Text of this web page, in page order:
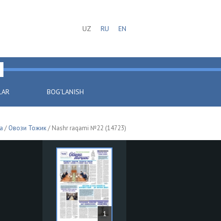
UZ RU EN
BOG'LANISH
/ Овози Тожик/ Nashr raqami №22 (14723)
1